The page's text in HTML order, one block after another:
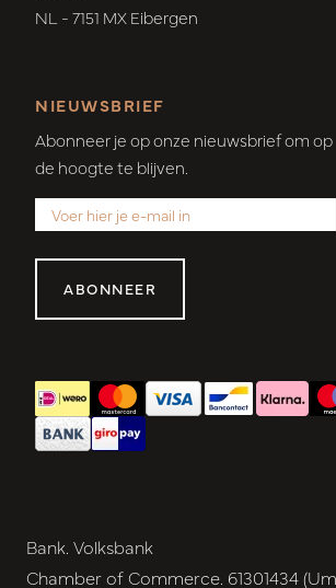
NL - 7151 MX Eibergen
NIEUWSBRIEF
Abonneer je op onze nieuwsbrief om op
de hoogte te blijven.
ABONNEER
Bank. Volksbank
Chamber of Commerce. 61301434